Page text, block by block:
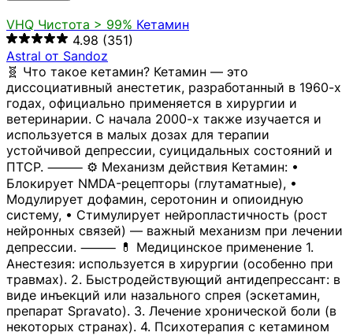
VHQ Чистота > 99% Кетамин
4.98 (351)
Astral от Sandoz
🧬 Что такое кетамин? Кетамин — это
диссоциативный анестетик, разработанный в 1960-х
годах, официально применяется в хирургии и
ветеринарии. С начала 2000-х также изучается и
используется в малых дозах для терапии
устойчивой депрессии, суицидальных состояний и
ПТСР. ⸻ ⚙️ Механизм действия Кетамин: •
Блокирует NMDA-рецепторы (глутаматные), •
Модулирует дофамин, серотонин и опиоидную
систему, • Стимулирует нейропластичность (рост
нейронных связей) — важный механизм при лечении
депрессии. ⸻ 💊 Медицинское применение 1.
Анестезия: используется в хирургии (особенно при
травмах). 2. Быстродействующий антидепрессант: в
виде инъекций или назального спрея (эскетамин,
препарат Spravato). 3. Лечение хронической боли (в
некоторых странах). 4. Психотерапия с кетамином